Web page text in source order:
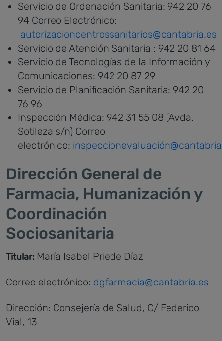
Servicio de Ordenación Sanitaria: 942 20 76
94 Correo Electrónico:
autorizacioncentrossanitarios@cantabria.es
Servicio de Atención Sanitaria : 942 20 81 64
Servicio de Tecnologías de la Información y
Comunicaciones: 942 20 87 29
Servicio de Planificación Sanitaria: 942 20
76 96
Inspección Médica: 942 31 55 08 (Avda.
Sotileza s/n) Correo
electrónico:
Dirección General de
Farmacia, Humanización y
Coordinación
Sociosanitaria
Titular: María Isabel Priede Díaz
Correo electrónico: dgfarmacia@cantabria.es
Dirección: Consejería de Salud, C/ Federico
Vial, 13